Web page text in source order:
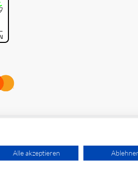
Alle akzeptieren